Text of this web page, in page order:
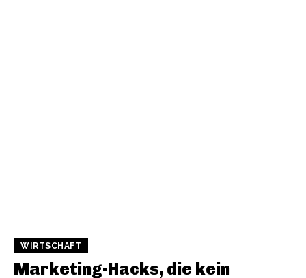
WIRTSCHAFT
Marketing-Hacks, die kein